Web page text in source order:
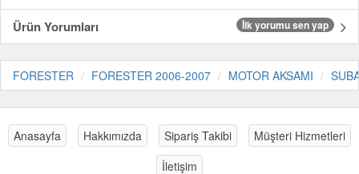
Ürün Yorumları
İlk yorumu sen yap
FORESTER FORESTER 2006-2007 MOTOR AKSAMI
Anasayfa Hakkımızda Sipariş Takibi
Müşteri Hizmetleri
İletişim